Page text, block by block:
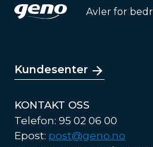
Avler for
Kundesenter
KONTAKT OSS
Telefon: 95 02 06 00
Epost: post@geno.no